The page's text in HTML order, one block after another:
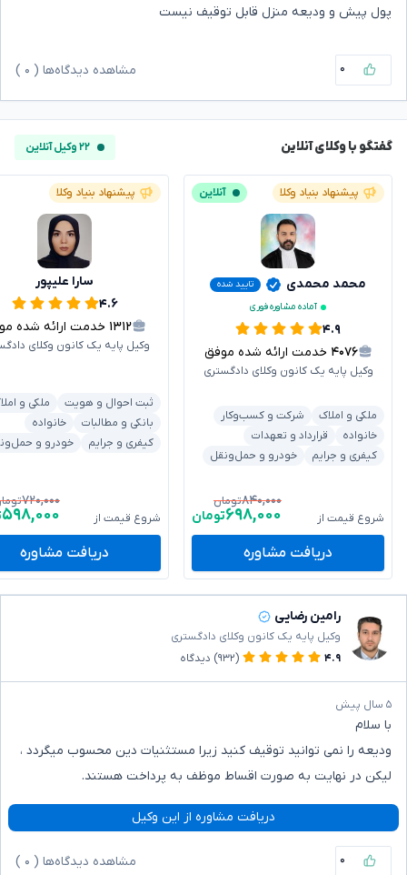
پول پیش و ودیعه منزل قابل توقیف نیست
۰ مشاهده دیدگاه‌ها ( ۰
گفتگو با وکلای آنلاین ۲۲ وکیل آنلاین
پیشنهاد بنیاد وکلا آنلاین
محمد محمدی
تایید شده
آماده مشاوره فوری
۴.۹
۴۰۷۶ خدمت ارائه شده موفق
وکیل پایه یک کانون وکلای دادگستری
ملکی و املاک
شرکت و کسب‌وکار
خانواده
قرارداد و تعهدات
کیفری و جرایم
خودرو و حمل‌ونقل
شروع قیمت از
۸۴۰,۰۰۰تومان
۶۹۸,۰۰۰تومان
دریافت مشاوره
پیشنهاد بنیاد وکلا
سارا علیپور
۴.۶
۱۳۱۲ خدمت ارائه شده موفق
وکیل پایه یک کانون وکلای
ثبت احوال و هویت
ملکی و
بانکی و مطالبات
خانواده
کیفری و جرایم
خودرو و
شروع قیمت از
۷۲۰,۰۰۰
۵۹۸,۰۰۰
دریافت مشاوره
رامین رضایی
وکیل پایه یک کانون وکلای دادگستری
۴.۹
(۹۳۲) دیدگاه
۵ سال پیش
با سلام
ودیعه را نمی توانید توقیف کنید زیرا مستثنیات دین محسوب میگردد ،
لیکن در نهایت به صورت اقساط موظف به پرداخت هستند.
دریافت مشاوره از این وکیل
۰ مشاهده دیدگاه‌ها ( ۰